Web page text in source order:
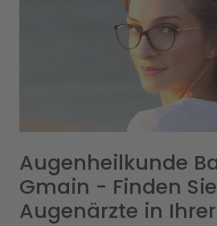
Augenheilkunde
Gmain - Finden
Augenärzte in